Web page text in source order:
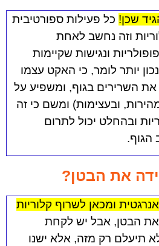
שכן! כל פעילות ספורטיבית
וזה נחשב לאחת
ונגישות שקיימות
יותר לומר, כי האקט עצמו
השרירים בגוף, ומשפיע על
ובעצימות) ומשם כי זה
ובהחלט יכול לתרום
הגוף.
את הבטן?
ומכאן לשרוף קלוריות
את הבטן, אבל יש לקחת
תיעלם רק מזה, אלא ישנו